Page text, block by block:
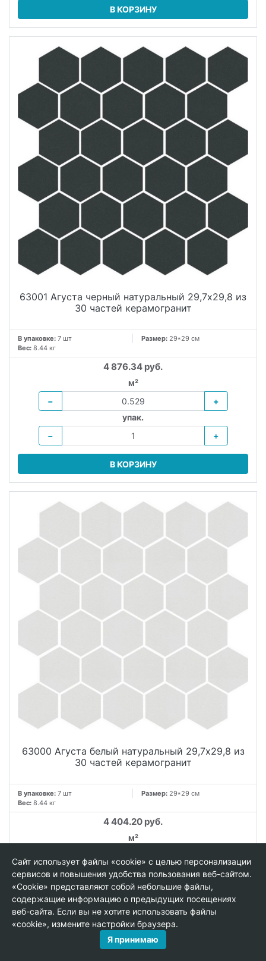
В КОРЗИНУ
63001 Агуста черный натуральный 29,7х29,8 из
30 частей керамогранит
В упаковке: 7 шт Размер: 29*29 см
Вес: 8.44 кг
4 876.34 руб.
м²
−
+
упак.
−
+
В КОРЗИНУ
63000 Агуста белый натуральный 29,7х29,8 из
30 частей керамогранит
В упаковке: 7 шт Размер: 29*29 см
Вес: 8.44 кг
4 404.20 руб.
м²
упак.
−
В КОРЗИНУ
Сайт использует файлы «cookie» с целью персонализации
сервисов и повышения удобства пользования веб-сайтом.
«Cookie» представляют собой небольшие файлы,
содержащие информацию о предыдущих посещениях
веб-сайта. Если вы не хотите использовать файлы
«cookie», измените настройки браузера.
Я принимаю